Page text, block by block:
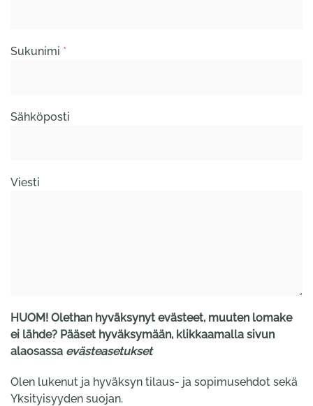
Sukunimi *
Sähköposti
Viesti
HUOM! Olethan hyväksynyt evästeet, muuten lomake
ei lähde? Pääset hyväksymään, klikkaamalla sivun
alaosassa evästeasetukset
Olen lukenut ja hyväksyn tilaus- ja sopimusehdot sekä
Yksityisyyden suojan.